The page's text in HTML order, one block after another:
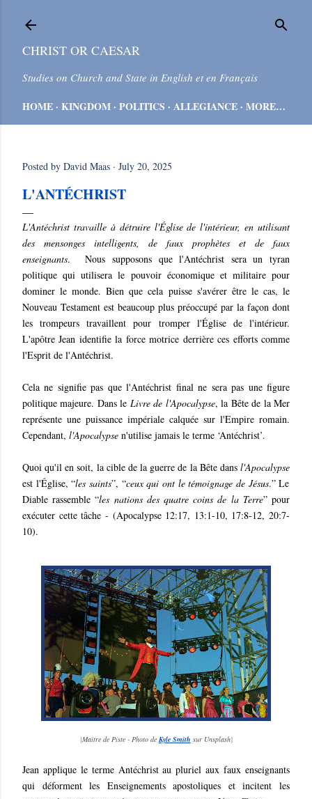
CHRIST OR CAESAR
Studies on Church and State in English et en Français
HOME KINGDOM POLITICS ALLEGIANCE MORE…
Posted by David Maas July 20, 2025
L'ANTÉCHRIST
L'Antéchrist travaille à détruire l'Église de l'intérieur, en utilisant
des mensonges intelligents, de faux prophètes et de faux
enseignants.Nous supposons que l'Antéchrist sera un tyran
politique qui utilisera le pouvoir économique et militaire pour
dominer le monde. Bien que cela puisse s'avérer être le cas, le
Nouveau Testament est beaucoup plus préoccupé par la façon dont
les trompeurs travaillent pour tromper l'Église de l'intérieur.
L'apôtre Jean identifie la force motrice derrière ces efforts comme
l'Esprit de l'Antéchrist.
Cela ne signifie pas que l'Antéchrist final ne sera pas une figure
politique majeure. Dans le Livre de l'Apocalypse, la Bête de la Mer
représente une puissance impériale calquée sur l'Empire romain.
Cependant, l'Apocalypse n'utilise jamais le terme ‘Antéchrist’.
Quoi qu'il en soit, la cible de la guerre de la Bête dans l'Apocalypse
est l'Église, “les saints”, “ceux qui ont le témoignage de Jésus.” Le
Diable rassemble “les nations des quatre coins de la Terre” pour
exécuter cette tâche - (Apocalypse 12:17, 13:1-10, 17:8-12, 20:7-
10).
[Maître de Piste - Photo de Kyle Smith sur Unsplash]
Jean applique le terme Antéchrist au pluriel aux faux enseignants
qui déforment les Enseignements apostoliques et incitent les